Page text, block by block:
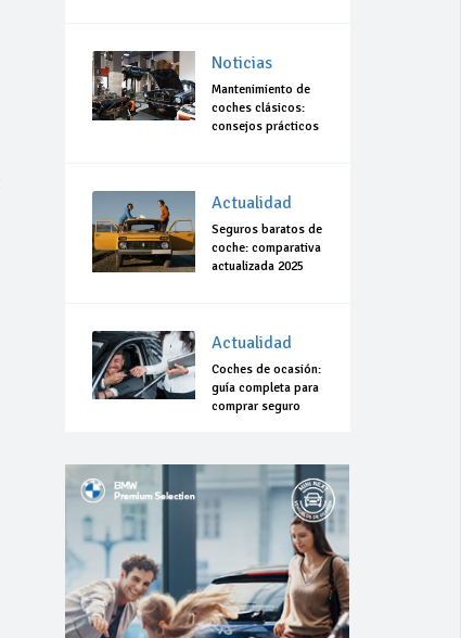
Noticias
Mantenimiento de
coches clásicos:
consejos prácticos
Actualidad
Seguros baratos de
coche: comparativa
actualizada 2025
Actualidad
Coches de ocasión:
guía completa para
comprar seguro